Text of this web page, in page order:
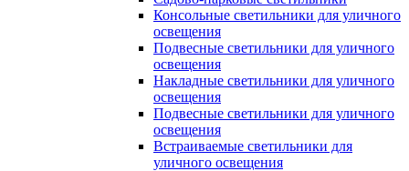
Консольные светильники для уличного
освещения
Подвесные светильники для уличного
освещения
Накладные светильники для уличного
освещения
Подвесные светильники для уличного
освещения
Встраиваемые светильники для
уличного освещения